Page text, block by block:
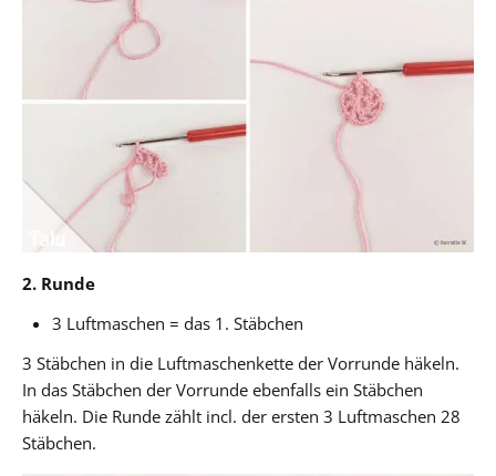
2. Runde
3 Luftmaschen = das 1. Stäbchen
3 Stäbchen in die Luftmaschenkette der Vorrunde häkeln.
In das Stäbchen der Vorrunde ebenfalls ein Stäbchen
häkeln. Die Runde zählt incl. der ersten 3 Luftmaschen 28
Stäbchen.